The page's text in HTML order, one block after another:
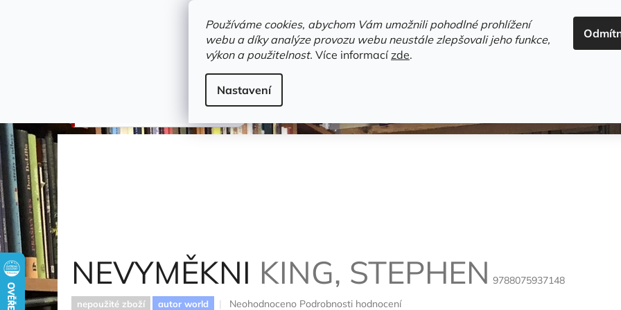
Používáme cookies, abychom Vám umožnili pohodlné prohlížení
webu a díky analýze provozu webu neustále zlepšovali jeho funkce,
výkon a použitelnost. Více informacízde.
Nastavení
HLEDAT
Novinky Trvalky a bestsellery
King, Stephen
NEVYMĚKNI KING, STEPHEN 9788075937148
nepoužité zboží autor world
Průměrné
Neohodnoceno Podrobnosti hodnocení